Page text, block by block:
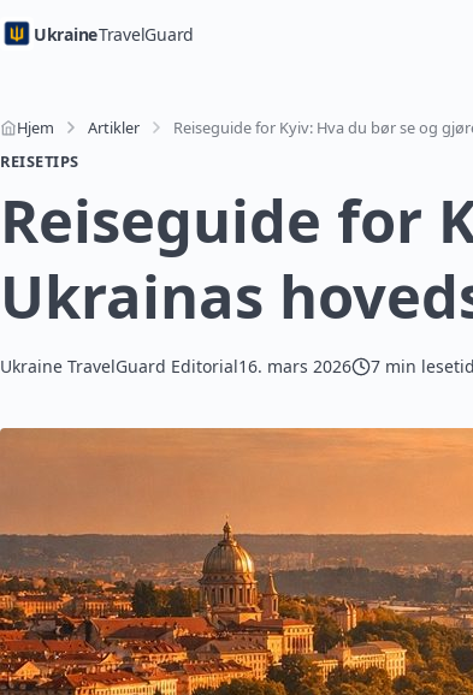
UkraineTravelGuard
Hjem Artikler
REISETIPS
Reiseguide for
Ukrainas
Ukraine TravelGuard Editorial16. mars 2026 7 min lesetid